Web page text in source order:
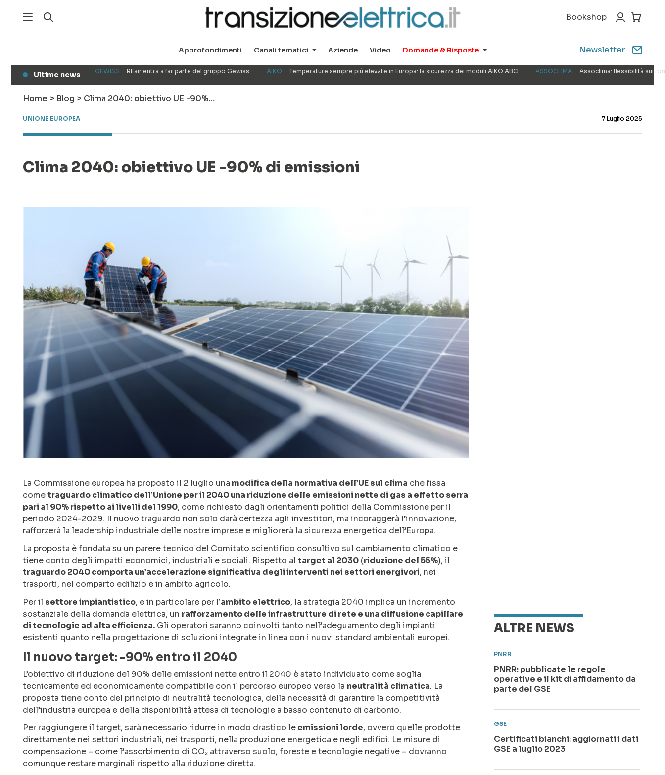
Bookshop
Approfondimenti Canali tematici Aziende Video Domande & Risposte Newsletter
● Ultime news GEWISS REair entra a far parte del gruppo Gewiss AIKO Temperature sempre più elevate in Europa: la sicurezza dei moduli AIKO ABC ASSOCLIMA Assoclima: flessibilità sui
Home > Blog > Clima 2040: obiettivo UE -90%…
UNIONE EUROPEA 7 Luglio 2025
Clima 2040: obiettivo UE -90% di emissioni
La Commissione europea ha proposto il 2 luglio una modifica della normativa dell’UE sul clima che fissa
cometraguardo climatico dell’Unione per il 2040 una riduzione delle emissioni nette di gas a effetto serra
pari al 90% rispetto ai livelli del 1990, come richiesto dagli orientamenti politici della Commissione per il
periodo 2024-2029. Il nuovo traguardo non solo darà certezza agli investitori, ma incoraggerà l’innovazione,
rafforzerà la leadership industriale delle nostre imprese e migliorerà la sicurezza energetica dell’Europa.
La proposta è fondata su un parere tecnico del Comitato scientifico consultivo sul cambiamento climatico e
tiene conto degli impatti economici, industriali e sociali. Rispetto al target al 2030 (riduzione del 55%), il
traguardo 2040 comporta un’accelerazione significativa degli interventi nei settori energivori, nei
trasporti, nel comparto edilizio e in ambito agricolo.
Per il settore impiantistico, e in particolare per l’ambito elettrico, la strategia 2040 implica un incremento
sostanziale della domanda elettrica, un rafforzamento delle infrastrutture di rete e una diffusione capillare
di tecnologie ad alta efficienza. Gli operatori saranno coinvolti tanto nell’adeguamento degli impianti
esistenti quanto nella progettazione di soluzioni integrate in linea con i nuovi standard ambientali europei.
Il nuovo target: -90% entro il 2040
L’obiettivo di riduzione del 90% delle emissioni nette entro il 2040 è stato individuato come soglia
tecnicamente ed economicamente compatibile con il percorso europeo verso la neutralità climatica. La
proposta tiene conto del principio di neutralità tecnologica, della necessità di garantire la competitività
dell’industria europea e della disponibilità attesa di tecnologie a basso contenuto di carbonio.
Per raggiungere il target, sarà necessario ridurre in modo drastico leemissioni lorde, ovvero quelle prodotte
direttamente nei settori industriali, nei trasporti, nella produzione energetica e negli edifici. Le misure di
compensazione – come l’assorbimento di CO₂ attraverso suolo, foreste e tecnologie negative – dovranno
comunque restare marginali rispetto alla riduzione diretta.
ALTRE NEWS
PNRR
PNRR: pubblicate le regole
operative e il kit di affidamento da
parte del GSE
GSE
Certificati bianchi: aggiornati i dati
GSE a luglio 2023